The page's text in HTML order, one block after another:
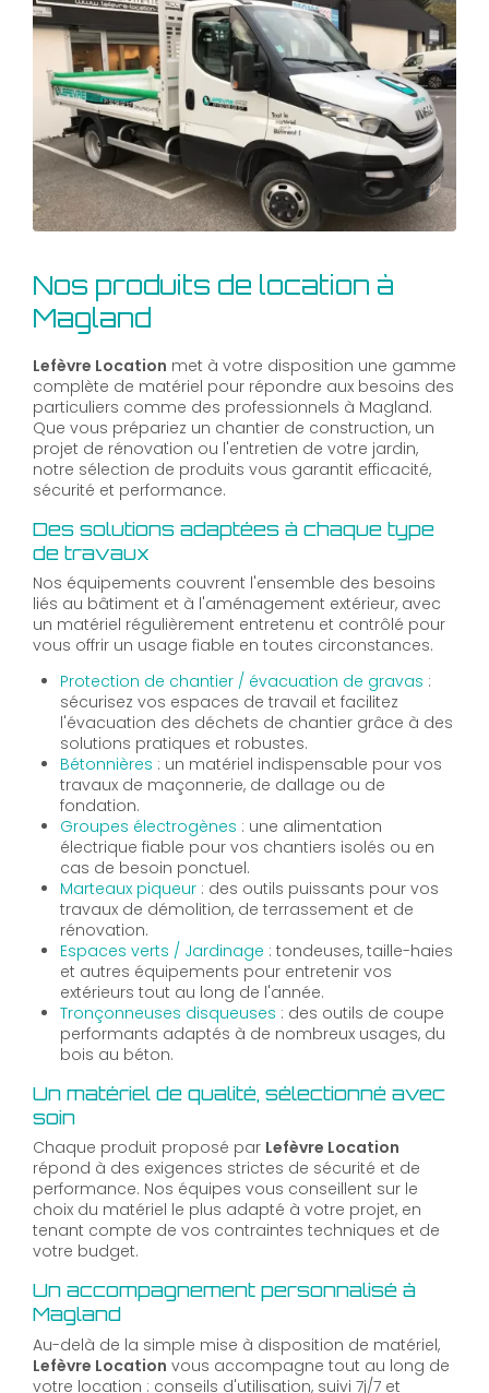
Nos produits de location à
Magland
Lefèvre Location met à votre disposition une gamme
complète de matériel pour répondre aux besoins des
particuliers comme des professionnels à Magland.
Que vous prépariez un chantier de construction, un
projet de rénovation ou l'entretien de votre jardin,
notre sélection de produits vous garantit efficacité,
sécurité et performance.
Des solutions adaptées à chaque type
de travaux
Nos équipements couvrent l'ensemble des besoins
liés au bâtiment et à l'aménagement extérieur, avec
un matériel régulièrement entretenu et contrôlé pour
vous offrir un usage fiable en toutes circonstances.
Protection de chantier / évacuation de gravas :
sécurisez vos espaces de travail et facilitez
l'évacuation des déchets de chantier grâce à des
solutions pratiques et robustes.
Bétonnières : un matériel indispensable pour vos
travaux de maçonnerie, de dallage ou de
fondation.
Groupes électrogènes : une alimentation
électrique fiable pour vos chantiers isolés ou en
cas de besoin ponctuel.
Marteaux piqueur : des outils puissants pour vos
travaux de démolition, de terrassement et de
rénovation.
Espaces verts / Jardinage : tondeuses, taille-haies
et autres équipements pour entretenir vos
extérieurs tout au long de l'année.
Tronçonneuses disqueuses : des outils de coupe
performants adaptés à de nombreux usages, du
bois au béton.
Un matériel de qualité, sélectionné avec
soin
Chaque produit proposé par Lefèvre Location
répond à des exigences strictes de sécurité et de
performance. Nos équipes vous conseillent sur le
choix du matériel le plus adapté à votre projet, en
tenant compte de vos contraintes techniques et de
votre budget.
Un accompagnement personnalisé à
Magland
Au-delà de la simple mise à disposition de matériel,
Lefèvre Location vous accompagne tout au long de
votre location : conseils d'utilisation, suivi 7j/7 et